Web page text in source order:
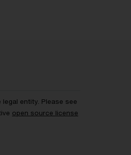
entity. Please see
open source license